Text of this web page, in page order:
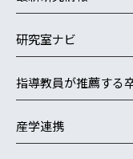
研究室ナビ
指導教員が推薦する
産学連携